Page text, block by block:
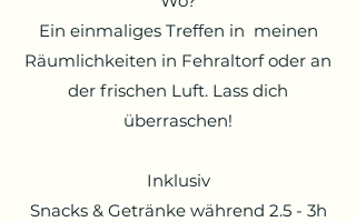
Ein einmaliges Treffen in meinen
Räumlichkeiten in Fehraltorf oder an
der frischen Luft. Lass dich
überraschen!
Inklusiv
Snacks & Getränke während 2.5 - 3h